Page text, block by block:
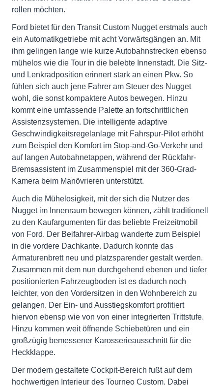
rollen möchten.
Ford bietet für den Transit Custom Nugget erstmals auch
ein Automatikgetriebe mit acht Vorwärtsgängen an. Mit
ihm gelingen lange wie kurze Autobahnstrecken ebenso
mühelos wie die Tour in die belebte Innenstadt. Die Sitz-
und Lenkradposition erinnert stark an einen Pkw. So
fühlen sich auch jene Fahrer am Steuer des Nugget
wohl, die sonst kompaktere Autos bewegen. Hinzu
kommt eine umfassende Palette an fortschrittlichen
Assistenzsystemen. Die intelligente adaptive
Geschwindigkeitsregelanlage mit Fahrspur-Pilot erhöht
zum Beispiel den Komfort im Stop-and-Go-Verkehr und
auf langen Autobahnetappen, während der Rückfahr-
Bremsassistent im Zusammenspiel mit der 360-Grad-
Kamera beim Manövrieren unterstützt.
Auch die Mühelosigkeit, mit der sich die Nutzer des
Nugget im Innenraum bewegen können, zählt traditionell
zu den Kaufargumenten für das beliebte Freizeitmobil
von Ford. Der Beifahrer-Airbag wanderte zum Beispiel
in die vordere Dachkante. Dadurch konnte das
Armaturenbrett neu und platzsparender gestalt werden.
Zusammen mit dem nun durchgehend ebenen und tiefer
positionierten Fahrzeugboden ist es dadurch noch
leichter, von den Vordersitzen in den Wohnbereich zu
gelangen. Der Ein- und Ausstiegskomfort profitiert
hiervon ebensp wie von von einer integrierten Trittstufe.
Hinzu kommen weit öffnende Schiebetüren und ein
großzügig bemessener Karosserieausschnitt für die
Heckklappe.
Der modern gestaltete Cockpit-Bereich fußt auf dem
hochwertigen Interieur des Tourneo Custom. Dabei